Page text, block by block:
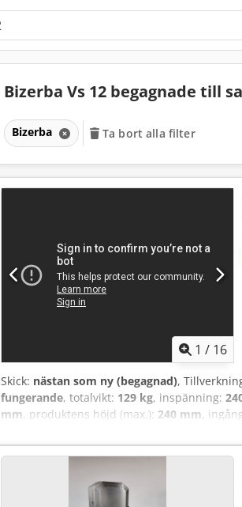
Bizerba Vs 12 begagnade till
Bizerba Ta bort alla filter
1 / 16
Skick: nästan som ny (begagnad),
fungerande, totalvikt: 129 kg, inspänning:
mm, produktens höjd (max.): 240 mm,
, Vi erbjuder
inbyggd våg, tillverkad i november 2023.
Kapslingsklass: IPX5 Crodpfxozpztuj Alxsf
12302883 Modellbeteckning: VSI FT Om